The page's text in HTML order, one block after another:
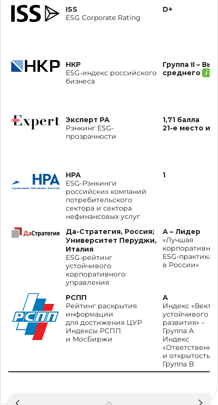
ISS
ESG Corporate Rating
D+
НКР
ESG-индекс российского
бизнеса
Группа II –
среднего
Эксперт РА
Рэнкинг ESG-
прозрачности
1,71 балла
21-е место из
НРА
ESG-Рэнкинги
российских компаний
потребительского
сектора и сектора
нефинансовых услуг
1
Да-Стратегия, Россия;
Университет Перуджи,
Италия
ESG-рейтинг
устойчивого
корпоративного
управления
А – Лидер
«Лучшая
корпоративная
ESG-практика
в России»
РСПП
Рейтинг раскрытия
информации
для достижения ЦУР
Индексы РСПП
и МосБиржи
А
Индекс
устойчивого
развития» –
Группа А
Индекс
и открытость»
Группа B